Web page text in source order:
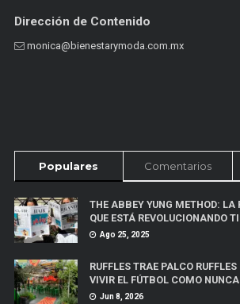
Dirección de Contenido
monica@bienestarymoda.com.mx
Populares Comentarios
THE ABBEY YUNG METHOD: LA
QUE ESTÁ REVOLUCIONANDO
Ago 25, 2025
RUFFLES TRAE PALCO
VIVIR EL FÚTBOL COMO
Jun 8, 2026